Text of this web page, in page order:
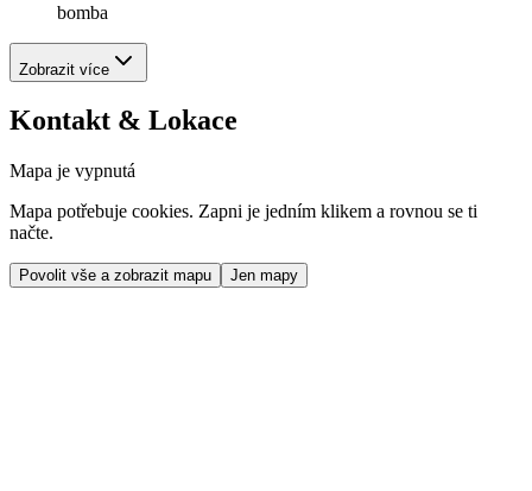
bomba
Zobrazit více
Kontakt & Lokace
Mapa je vypnutá
Mapa potřebuje cookies. Zapni je jedním klikem a rovnou se ti
načte.
Povolit vše a zobrazit mapu Jen mapy